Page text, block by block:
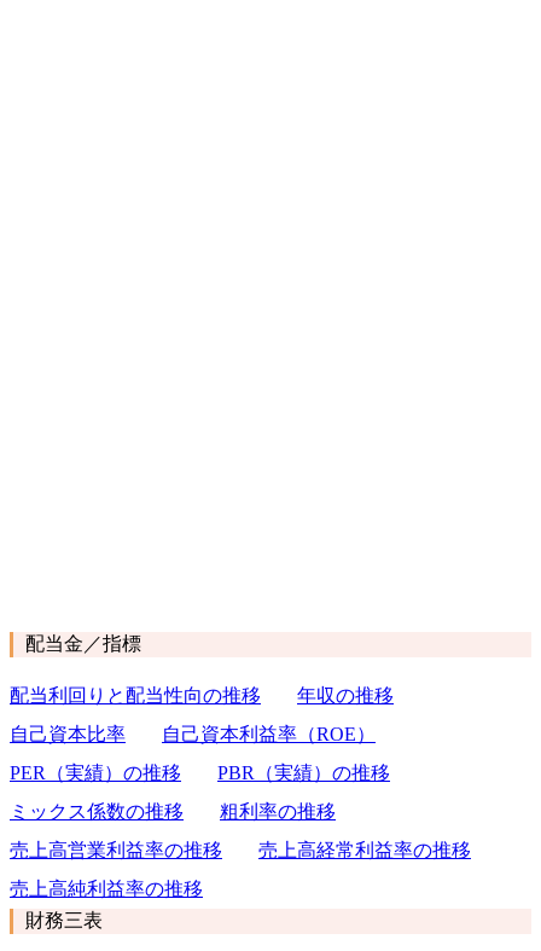
配当金／指標
配当利回りと配当性向の推移
年収の推移
自己資本比率
自己資本利益率（ROE）
PER（実績）の推移
PBR（実績）の推移
ミックス係数の推移
粗利率の推移
売上高営業利益率の推移
売上高経常利益率の推移
売上高純利益率の推移
財務三表